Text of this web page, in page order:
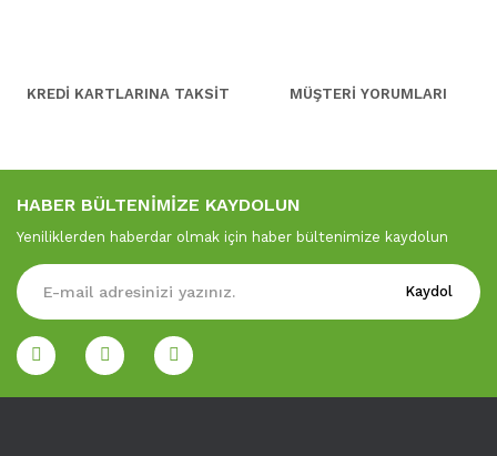
KREDİ KARTLARINA TAKSİT MÜŞTERİ YORUMLARI
HABER BÜLTENİMİZE KAYDOLUN
Yeniliklerden haberdar olmak için haber bültenimize kaydolun
Kaydol